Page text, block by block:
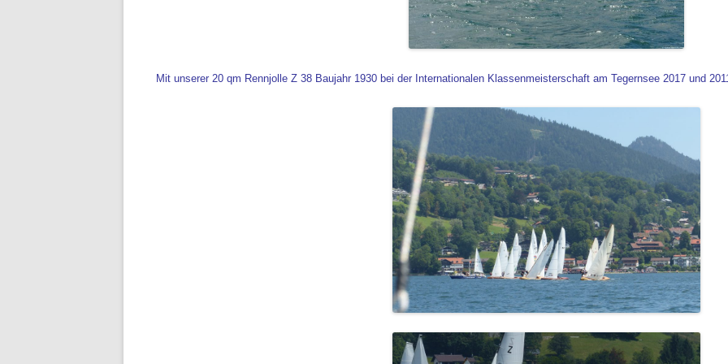
Mit unserer 20 qm Rennjolle Z 38 Baujahr 1930 bei der Internationalen Klassenmeisterschaft am Tegernsee 2017 und